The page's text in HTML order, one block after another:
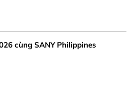
cùng SANY Philippines